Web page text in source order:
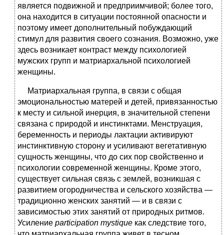
является подвижной и предприимчивой; более того,
она находится в ситуации постоянной опасности и
поэтому имеет дополнительный побуждающий
стимул для развития своего сознания. Возможно, уже
здесь возникает контраст между психологией
мужских групп и матриархальной психологией
женщины.
Матриархальная группа, в связи с общая
эмоциональностью матерей и детей, привязанностью
к месту и сильной инерция, в значительной степени
связана с природой и инстинктами. Менструация,
беременность и периоды лактации активируют
инстинктивную сторону и усиливают вегетативную
сущность женщины, что до сих пор свойственно и
психологии современной женщины. Кроме этого,
существует сильная связь с землей, возникшая с
развитием огородничества и сельского хозяйства —
традиционно женских занятий — и в связи с
зависимостью этих занятий от природных ритмов.
Усиление participation mystique как следствие того,